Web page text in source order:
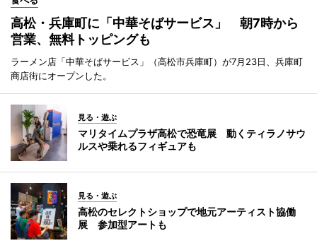
高松・兵庫町に「中華そばサービス」 朝7時から
営業、無料トッピングも
ラーメン店「中華そばサービス」（高松市兵庫町）が7月23日、兵庫町
商店街にオープンした。
見る・遊ぶ
マリタイムプラザ高松で恐竜展 動くティラノサウ
ルスや乗れるフィギュアも
見る・遊ぶ
高松のセレクトショップで地元アーティスト協働
展 参加型アートも